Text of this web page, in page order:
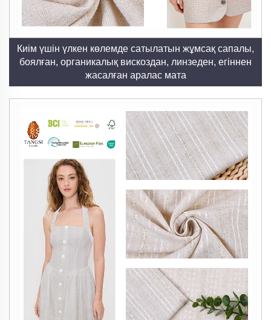
6. Төмендегі қызмет көрсету мен ыңғайлылық
Зығыр табиғи тұрғыдан қаттылыққа төзімді және
бояуға төзімді болып келеді, оның жақсы күйін
сақтау үшін аз ғана қызмет көрсету қажет. Бұл
ыңғайлылық оны күнделікті өмірде пайдалануға
қарқынды түстерді сақтау қабілеті тұрақты
әсемдікке әкеледі.
Біздің зығыр өнімдеріміздің ерекшеліктері
1. Өнімдер тобының кеңдігі
Біз жүннен таза матадан, жүн-мақта қоспасынан,
жүн-кенеп гибридтерінен және қосымша қызмет
көрсету үшін қапталған техникалық мата өнімдерін
қоса алғанда, әртүрлі мата түрлерін ұсынамыз. Бұл
әртүрлілік біздің әлемдегі клиенттеріміздің, сондай-
Киім үшін үлкен көлемде сатылатын жұмсақ сапалы,
боялған, органикалық вискоздан, линзеден, егіннен
жасалған аралас мата